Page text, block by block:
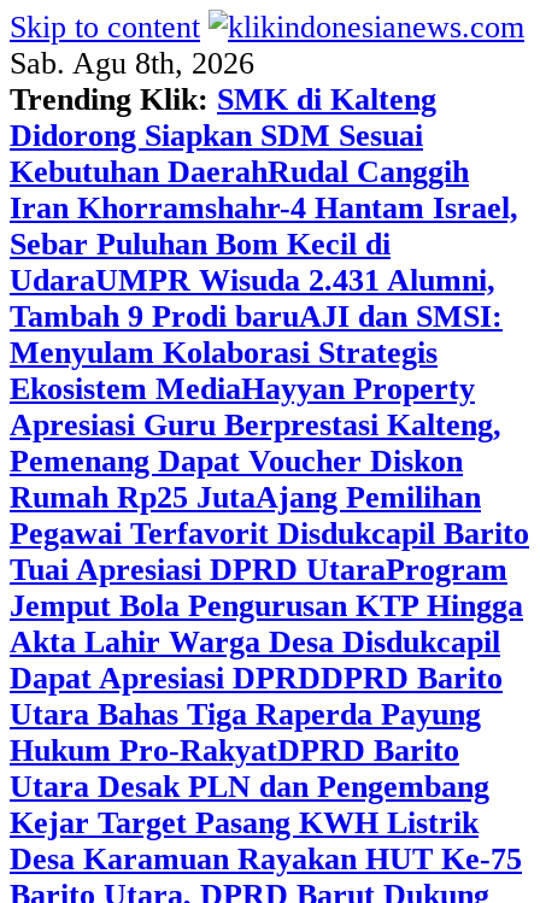
Skip to content
Sab. Agu 8th, 2026
Trending Klik: SMK di Kalteng
Didorong Siapkan SDM Sesuai
Kebutuhan DaerahRudal Canggih
Iran Khorramshahr-4 Hantam Israel,
Sebar Puluhan Bom Kecil di
UdaraUMPR Wisuda 2.431 Alumni,
Tambah 9 Prodi baruAJI dan SMSI:
Menyulam Kolaborasi Strategis
Ekosistem MediaHayyan Property
Apresiasi Guru Berprestasi Kalteng,
Pemenang Dapat Voucher Diskon
Rumah Rp25 JutaAjang Pemilihan
Pegawai Terfavorit Disdukcapil Barito
Tuai Apresiasi DPRD UtaraProgram
Jemput Bola Pengurusan KTP Hingga
Akta Lahir Warga Desa Disdukcapil
Dapat Apresiasi DPRDDPRD Barito
Utara Bahas Tiga Raperda Payung
Hukum Pro-RakyatDPRD Barito
Utara Desak PLN dan Pengembang
Kejar Target Pasang KWH Listrik
Desa Karamuan Rayakan HUT Ke-75
Barito Utara, DPRD Barut Dukung